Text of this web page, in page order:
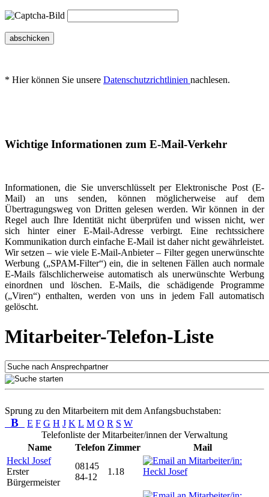
abschicken
* Hier können Sie unsere Datenschutzrichtlinien nachlesen.
Wichtige Informationen zum E-Mail-Verkehr
Informationen, die Sie unverschlüsselt per Elektronische Post (E-
Mail) an uns senden, können möglicherweise auf dem
Übertragungsweg von Dritten gelesen werden. Wir können in der
Regel auch Ihre Identität nicht überprüfen und wissen nicht, wer
sich hinter einer E-Mail-Adresse verbirgt. Eine rechtssichere
Kommunikation durch einfache E-Mail ist daher nicht gewährleistet.
Wir setzen – wie viele E-Mail-Anbieter – Filter gegen unerwünschte
Werbung („SPAM-Filter“) ein, die in seltenen Fällen auch normale
E-Mails fälschlicherweise automatisch als unerwünschte Werbung
einordnen und löschen. E-Mails, die schädigende Programme
(„Viren“) enthalten, werden von uns in jedem Fall automatisch
gelöscht.
Mitarbeiter-Telefon-Liste
Sprung zu den Mitarbeitern mit dem Anfangsbuchstaben:
B E F G H J K L M O R S W
Telefonliste der Mitarbeiter/innen der Verwaltung
Name
Telefon Zimmer
Mail
Heckl Josef
Erster
Bürgermeister
08145
84-12
1.18